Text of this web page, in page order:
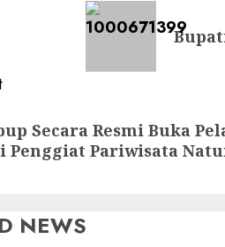
Secara Resmi Buka
Penggiat Pariwisata
NEWS